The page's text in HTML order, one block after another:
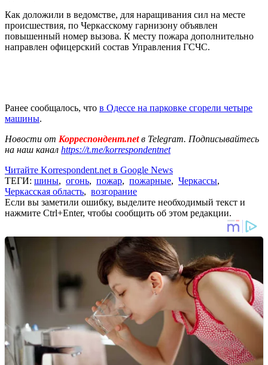
Как доложили в ведомстве, для наращивания сил на месте
происшествия, по Черкасскому гарнизону объявлен
повышенный номер вызова. К месту пожара дополнительно
направлен офицерский состав Управления ГСЧС.
Ранее сообщалось, что в Одессе на парковке сгорели четыре
машины.
Новости от Корреспондент.netв Telegram. Подписывайтесь
на наш канал https://t.me/korrespondentnet
Читайте Korrespondent.net в Google News
ТЕГИ: шины, огонь, пожар, пожарные, Черкассы,
Черкасская область, возгорание
Если вы заметили ошибку, выделите необходимый текст и
нажмите Ctrl+Enter, чтобы сообщить об этом редакции.